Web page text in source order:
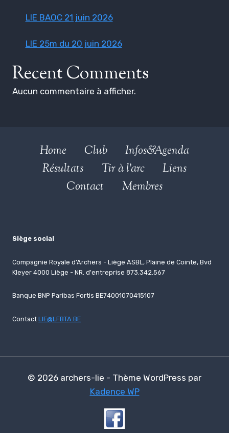
LIE BAOC 21 juin 2026
LIE 25m du 20 juin 2026
Recent Comments
Aucun commentaire à afficher.
Home Club
Infos&Agenda
Résultats
Tir à l’arc
Liens
Contact
Membres
Siège social
Compagnie Royale d'Archers - Liège ASBL, Plaine de Cointe, Bvd
Kleyer 4000 Liège - NR. d'entreprise 873.342.567
Banque BNP Paribas Fortis BE74001070415107
Contact LIE@LFBTA.BE
© 2026 archers-lie - Thème WordPress par
Kadence WP